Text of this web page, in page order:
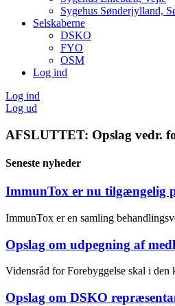
Sygehus Sønderjylland,
Selskaberne
DSKO
FYO
OSM
Log ind
Log ind
Log ud
AFSLUTTET: Opslag vedr.
Seneste nyheder
ImmunTox er nu tilgængelig
ImmunTox er en samling
Opslag om udpegning af
Vidensråd for Forebyggelse skal i den
Opslag om DSKO